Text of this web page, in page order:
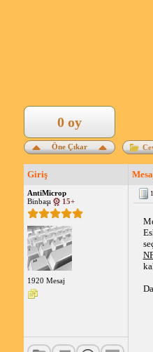
Öne Çıkar
0 oy
Giriş
AntiMicrop
Binbaşı
15+
1920 Mesaj